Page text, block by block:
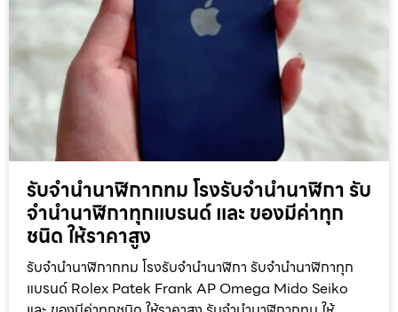
รับจำนำนาฬิกากทม โรงรับจำนำนาฬิกา รับ
จำนำนาฬิกาทุกแบรนด์ และ ของมีค่าทุก
ชนิด ให้ราคาสูง
รับจำนำนาฬิกากทม โรงรับจำนำนาฬิกา รับจำนำนาฬิกาทุก
แบรนด์ Rolex Patek Frank AP Omega Mido Seiko